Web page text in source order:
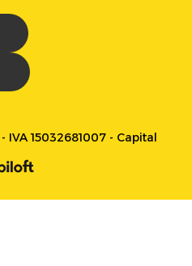
15032681007 - Capital